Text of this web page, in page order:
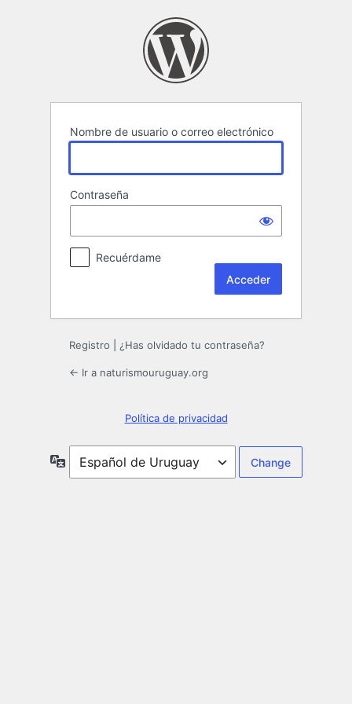
Nombre de usuario o correo electrónico
Contraseña
Recuérdame
Registro ¿Has olvidado tu contraseña?
← Ir a naturismouruguay.org
Política de privacidad
Idioma